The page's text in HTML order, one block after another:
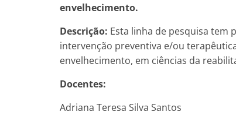
envelhecimento.
Descrição: Esta linha de pesquisa tem
intervenção preventiva e/ou
envelhecimento, em ciências da
Docentes:
Adriana Teresa Silva Santos